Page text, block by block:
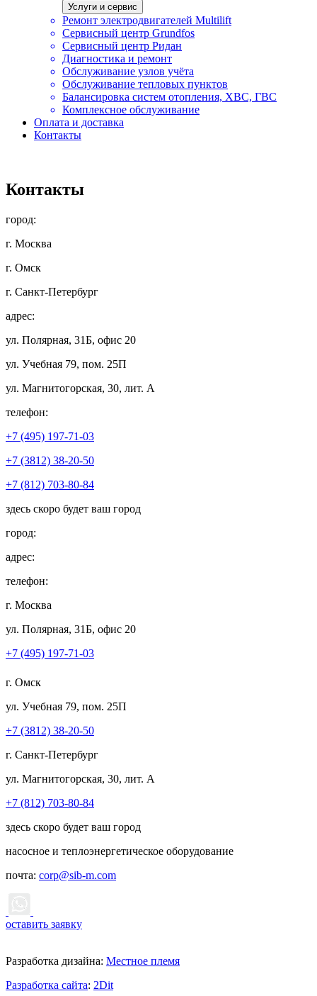
Услуги и сервис
Ремонт электродвигателей Multilift
Сервисный центр Grundfos
Сервисный центр Ридан
Диагностика и ремонт
Обслуживание узлов учёта
Обслуживание тепловых пунктов
Балансировка систем отопления, ХВС, ГВС
Комплексное обслуживание
Оплата и доставка
Контакты
Контакты
город:
г. Москва
г. Омск
г. Санкт-Петербург
адрес:
ул. Полярная, 31Б, офис 20
ул. Учебная 79, пом. 25П
ул. Магнитогорская, 30, лит. А
телефон:
+7 (495) 197-71-03
+7 (3812) 38-20-50
+7 (812) 703-80-84
здесь скоро будет ваш город
город:
адрес:
телефон:
г. Москва
ул. Полярная, 31Б, офис 20
+7 (495) 197-71-03
г. Омск
ул. Учебная 79, пом. 25П
+7 (3812) 38-20-50
г. Санкт-Петербург
ул. Магнитогорская, 30, лит. А
+7 (812) 703-80-84
здесь скоро будет ваш город
насосное и теплоэнергетическое оборудование
почта: corp@sib-m.com
оставить заявку
Разработка дизайна: Местное племя
Разработка сайта: 2Dit